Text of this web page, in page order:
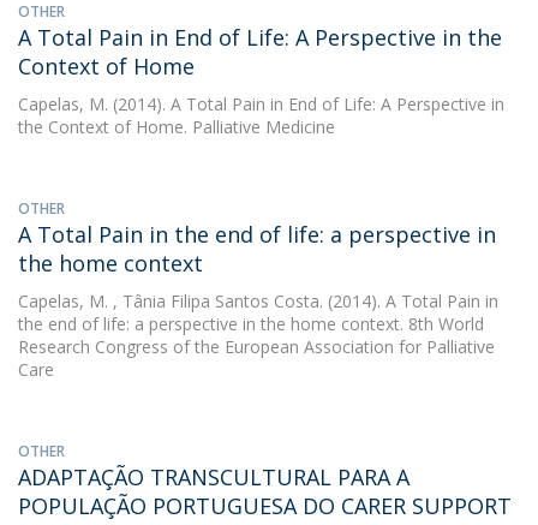
OTHER
A Total Pain in End of Life: A Perspective in the
Context of Home
Capelas, M. (2014). A Total Pain in End of Life: A Perspective in
the Context of Home. Palliative Medicine
OTHER
A Total Pain in the end of life: a perspective in
the home context
Capelas, M. , Tânia Filipa Santos Costa. (2014). A Total Pain in
the end of life: a perspective in the home context. 8th World
Research Congress of the European Association for Palliative
Care
OTHER
ADAPTAÇÃO TRANSCULTURAL PARA A
POPULAÇÃO PORTUGUESA DO CARER SUPPORT